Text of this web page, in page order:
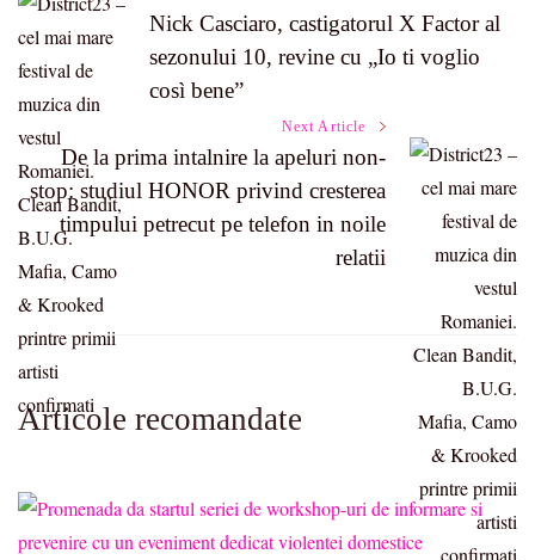
Navigation
Nick Casciaro, castigatorul X Factor al
sezonului 10, revine cu „Io ti voglio
così bene”
Next Article
De la prima intalnire la apeluri non-
stop: studiul HONOR privind cresterea
timpului petrecut pe telefon in noile
relatii
Articole recomandate